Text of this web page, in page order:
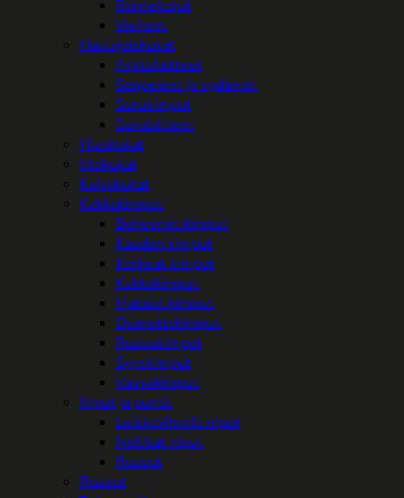
Rannekorut
Vieheet
Hautajaiskukat
Arkkulaitteet
Seppeleet ja sydämet
Surukimput
Surulaitteet
Hiuskukat
Irtokukat
Kuivakukat
Kukkakimput
Boheemit kimput
Kauden kimput
Korkeat kimput
Kukkakimput
Matalat kimput
Osanottokimput
Ruusukimput
Syyskimput
Vauvakimput
Niput ja puntit
Leikkovihreät niput
Neilikat niput
Ruusut
Ruusut